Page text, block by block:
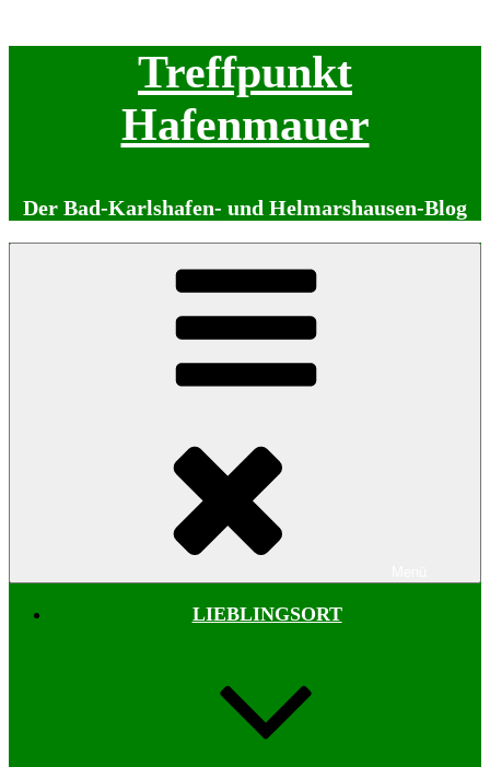
Treffpunkt
Hafenmauer
Der Bad-Karlshafen- und Helmarshausen-Blog
LIEBLINGSORT